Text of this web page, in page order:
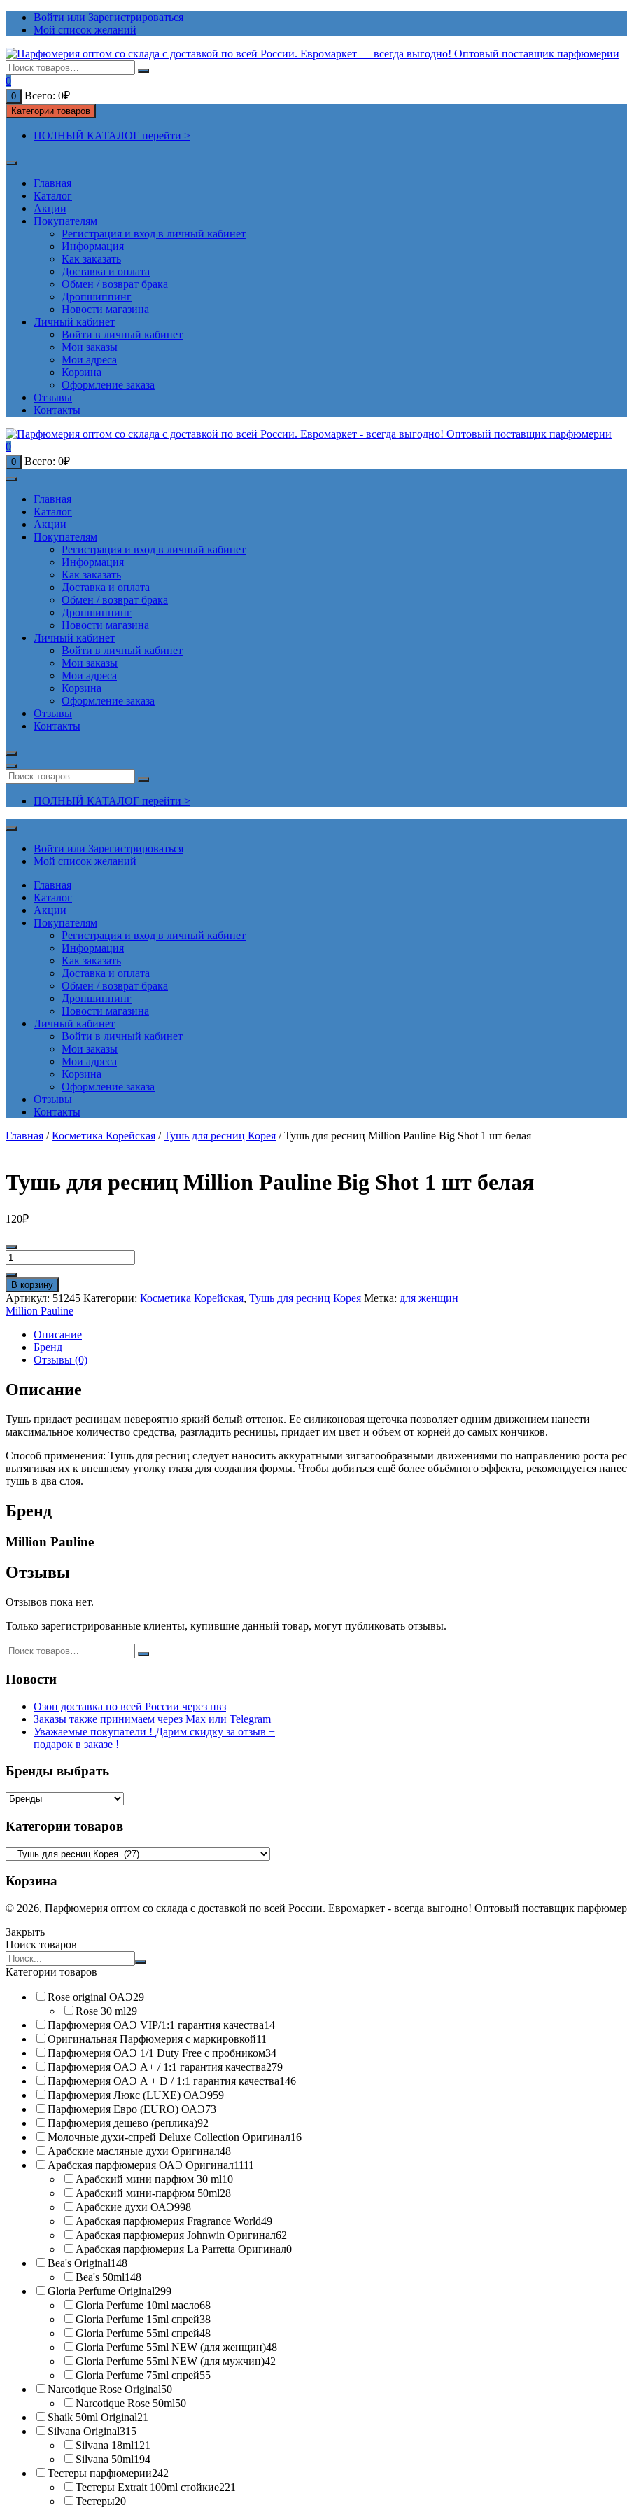
ПерейтиВойти или Зарегистрироваться
Мой список желаний
0
0 Всего: 0₽
Категории товаров
ПОЛНЫЙ КАТАЛОГ перейти >
Главная
Каталог
Акции
Покупателям
Регистрация и вход в личный кабинет
Информация
Как заказать
Доставка и оплата
Обмен / возврат брака
Дропшиппинг
Новости магазина
Личный кабинет
Войти в личный кабинет
Мои заказы
Мои адреса
Корзина
Оформление заказа
Отзывы
Контакты
0
0 Всего: 0₽
Главная
Каталог
Акции
Покупателям
Регистрация и вход в личный кабинет
Информация
Как заказать
Доставка и оплата
Обмен / возврат брака
Дропшиппинг
Новости магазина
Личный кабинет
Войти в личный кабинет
Мои заказы
Мои адреса
Корзина
Оформление заказа
Отзывы
Контакты
ПОЛНЫЙ КАТАЛОГ перейти >
Войти или Зарегистрироваться
Мой список желаний
Главная
Каталог
Акции
Покупателям
Регистрация и вход в личный кабинет
Информация
Как заказать
Доставка и оплата
Обмен / возврат брака
Дропшиппинг
Новости магазина
Личный кабинет
Войти в личный кабинет
Мои заказы
Мои адреса
Корзина
Оформление заказа
Отзывы
Контакты
Главная /Косметика Корейская /Тушь для ресниц Корея / Тушь для ресниц Million Pauline Big Shot 1 шт белая
Тушь для ресниц Million Pauline Big Shot 1 шт белая
120₽
Количество
товара
Тушь
для
ресниц
Million
Pauline
Shot
шт
белая
В корзину
Артикул: 51245 Категории: Косметика Корейская, Тушь для ресниц Корея Метка: для женщин
Million Pauline
Описание
Бренд
Отзывы (0)
Описание
Тушь придает ресницам невероятно яркий белый оттенок. Ее силиконовая щеточка позволяет одним движением нанести
максимальное количество средства, разгладить ресницы, придает им цвет и объем от корней до самых кончиков.
Способ применения: Тушь для ресниц следует наносить аккуратными зигзагообразными движениями по направлению роста
вытягивая их к внешнему уголку глаза для создания формы. Чтобы добиться ещё более объёмного эффекта, рекомендуется
тушь в два слоя.
Бренд
Million Pauline
Отзывы
Отзывов пока нет.
Только зарегистрированные клиенты, купившие данный товар, могут публиковать отзывы.
Новости
Озон доставка по всей России через пвз
Заказы также принимаем через Max или Telegram
Уважаемые покупатели ! Дарим скидку за отзыв +
подарок в заказе !
Бренды выбрать
Категории товаров
Корзина
© 2026, Парфюмерия оптом со склада с доставкой по всей России. Евромаркет - всегда выгодно! Оптовый поставщик
Закрыть
Поиск товаров
Search
products:
Категории товаров
Rose original ОАЭ29
Rose 30 ml29
Парфюмерия ОАЭ VIP/1:1 гарантия качества14
Оригинальная Парфюмерия с маркировкой11
Парфюмерия ОАЭ 1/1 Duty Free с пробником34
Парфюмерия ОАЭ A+ / 1:1 гарантия качества279
Парфюмерия ОАЭ A + D / 1:1 гарантия качества146
Парфюмерия Люкс (LUXE) ОАЭ959
Парфюмерия Евро (EURO) ОАЭ73
Парфюмерия дешево (реплика)92
Молочные духи-спрей Deluxe Collection Оригинал16
Арабские масляные духи Оригинал48
Арабская парфюмерия ОАЭ Оригинал1111
Арабский мини парфюм 30 ml10
Арабский мини-парфюм 50ml28
Арабские духи ОАЭ998
Арабская парфюмерия Fragrance World49
Арабская парфюмерия Johnwin Оригинал62
Арабская парфюмерия La Parretta Оригинал0
Bea's Original148
Bea's 50ml148
Gloria Perfume Original299
Gloria Perfume 10ml масло68
Gloria Perfume 15ml спрей38
Gloria Perfume 55ml спрей48
Gloria Perfume 55ml NEW (для женщин)48
Gloria Perfume 55ml NEW (для мужчин)42
Gloria Perfume 75ml спрей55
Narcotique Rose Original50
Narcotique Rose 50ml50
Shaik 50ml Original21
Silvana Original315
Silvana 18ml121
Silvana 50ml194
Тестеры парфюмерии242
Тестеры Extrait 100ml стойкие221
Тестеры20